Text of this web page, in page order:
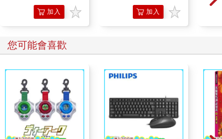
加入
購物
加入
購物
您可能會喜歡